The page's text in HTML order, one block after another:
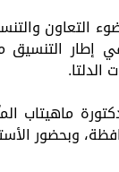
التعاون
إطار التنسيق
الدلتا.
ماهيتاب
وبحضور